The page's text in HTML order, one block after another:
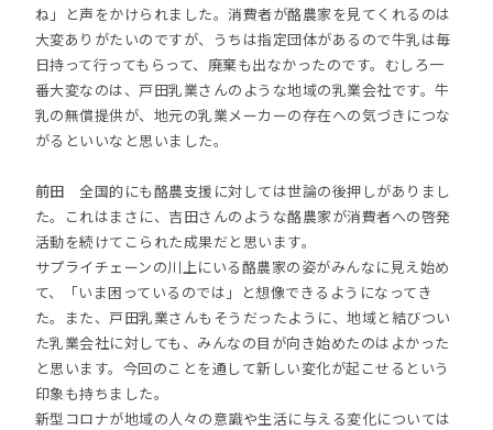
ね」と声をかけられました。消費者が酪農家を見てくれるのは
大変ありがたいのですが、うちは指定団体があるので牛乳は毎
日持って行ってもらって、廃棄も出なかったのです。むしろ一
番大変なのは、戸田乳業さんのような地域の乳業会社です。牛
乳の無償提供が、地元の乳業メーカーの存在への気づきにつな
がるといいなと思いました。
前田 全国的にも酪農支援に対しては世論の後押しがありまし
た。これはまさに、吉田さんのような酪農家が消費者への啓発
活動を続けてこられた成果だと思います。
サプライチェーンの川上にいる酪農家の姿がみんなに見え始め
て、「いま困っているのでは」と想像できるようになってき
た。また、戸田乳業さんもそうだったように、地域と結びつい
た乳業会社に対しても、みんなの目が向き始めたのはよかった
と思います。今回のことを通して新しい変化が起こせるという
印象も持ちました。
新型コロナが地域の人々の意識や生活に与える変化については